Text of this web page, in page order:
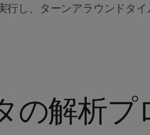
し、ターンアラウンドタイ
の解析プ